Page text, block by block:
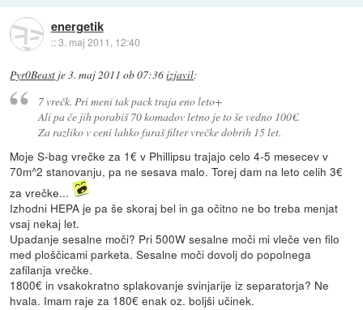
energetik
::3. maj 2011, 12:40
Pyr0Beast je3. maj 2011 ob 07:36izjavil:
7 vrečk. Pri meni tak pack traja eno leto+
Ali pa če jih porabiš 70 komadov letno je to še vedno 100€.
Za razliko v ceni lahko furaš filter vrečke dobrih 15 let.
Moje S-bag vrečke za 1€ v Phillipsu trajajo celo 4-5 mesecev v
70m^2 stanovanju, pa ne sesava malo. Torej dam na leto celih 3€
za vrečke...
Izhodni HEPA je pa še skoraj bel in ga očitno ne bo treba menjat
vsaj nekaj let.
Upadanje sesalne moči? Pri 500W sesalne moči mi vleče ven filo
med ploščicami parketa. Sesalne moči dovolj do popolnega
zafilanja vrečke.
1800€ in vsakokratno splakovanje svinjarije iz separatorja? Ne
hvala. Imam raje za 180€ enak oz. boljši učinek.